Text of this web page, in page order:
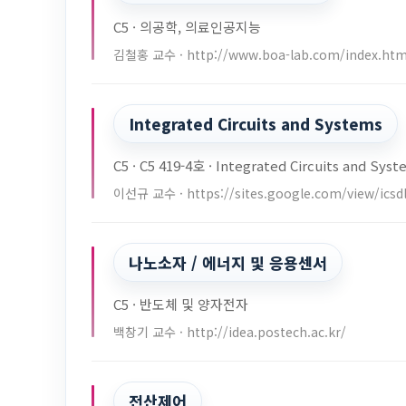
C5 · 의공학, 의료인공지능
김철홍 교수 · http://www.boa-lab.com/
Integrated Circuits and Systems
C5 · C5 419-4호 · Integrated Circuits and
이선규 교수 · https://sites.google.com/view/
나노소자 / 에너지 및 응용센서
C5 · 반도체 및 양자전자
백창기 교수 · http://idea.postech.ac.kr/
전산제어